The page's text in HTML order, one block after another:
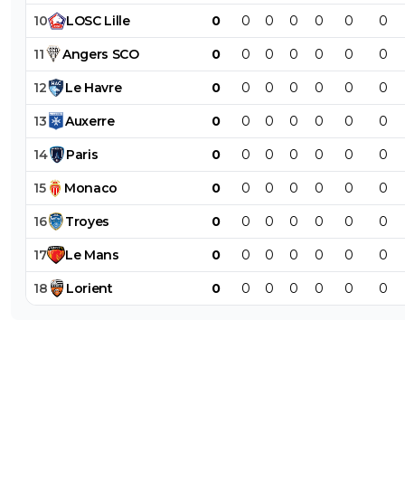
10 LOSC Lille 0 0 0 0 0 0 0
11 Angers SCO 0 0 0 0 0 0 0
12 Le Havre 0 0 0 0 0 0 0
13 Auxerre 0 0 0 0 0 0 0
14 Paris 0 0 0 0 0 0 0
15 Monaco 0 0 0 0 0 0 0
16 Troyes 0 0 0 0 0 0 0
17 Le Mans 0 0 0 0 0 0 0
18 Lorient 0 0 0 0 0 0 0